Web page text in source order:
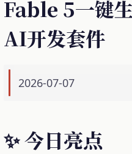
Fable 5一键
AI开发套件
2026-07-07
✨ 今日亮点